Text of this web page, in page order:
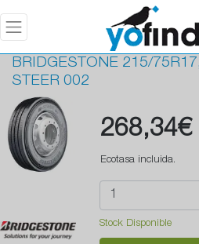
BRIDGESTONE 215/
STEER 002
268,34€
Ecotasa incluida.
Stock Disponible